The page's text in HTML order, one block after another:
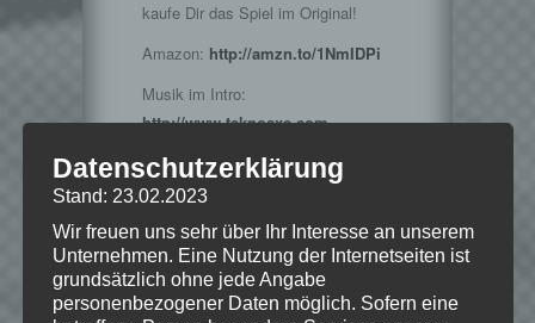
kaufe Dir das Spiel im Original!
Amazon: http://amzn.to/1NmIDPi
Musik im Intro:
http://www.teknoaxe.com
© 2015 Bethesda Softworks LLC, ein
ZeniMax-Media-Unternehmen. Bethesda,
Bethesda Softworks, Bethesda Game
Datenschutzerklärung
Stand: 23.02.2023
Wir freuen uns sehr über Ihr Interesse an unserem
Unternehmen. Eine Nutzung der Internetseiten ist
grundsätzlich ohne jede Angabe
personenbezogener Daten möglich. Sofern eine